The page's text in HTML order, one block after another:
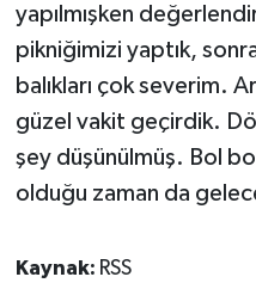
yapılmışken
pikniğimizi yaptık,
balıkları çok severim.
güzel vakit geçirdik.
şey düşünülmüş. Bol
olduğu zaman da
Kaynak: RSS